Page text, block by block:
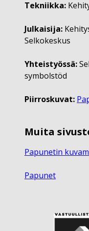
Tekniikka:
Julkaisija:
Selkokeskus
Yhteistyössä:
symbolstöd
Piirroskuvat:
Muita
Papunetin
Papunet